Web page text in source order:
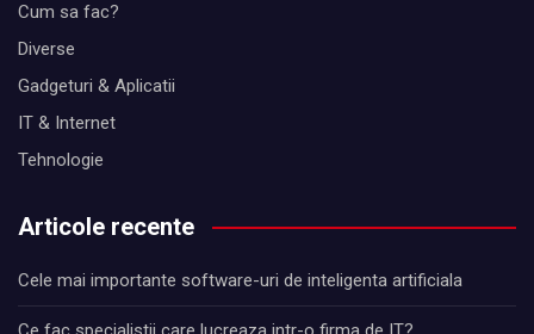
Cum sa fac?
Diverse
Gadgeturi & Aplicatii
IT & Internet
Tehnologie
Articole recente
Cele mai importante software-uri de inteligenta artificiala